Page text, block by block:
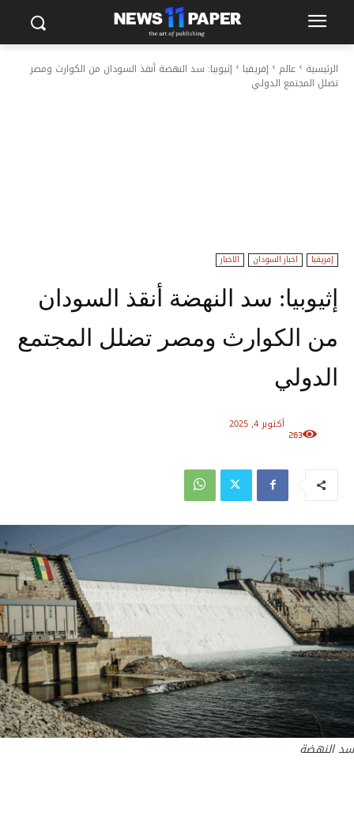
الرئيسية عالم إفريقيا
إثيوبيا: سد النهضة أنقذ السودان من الكوارث ومصر
تضلل المجتمع الدولي
إفريقيا اخبار السودان الاخبار
إثيوبيا: سد النهضة أنقذ السودان
من الكوارث ومصر تضلل المجتمع
الدولي
أكتوبر 4, 2025
263
سد النهضة